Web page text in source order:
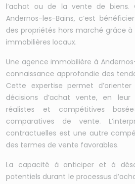
l’achat ou de la vente de biens.
Andernos-les-Bains, c’est
des propriétés hors marché grâce à
immobilières locaux.
Une agence immobilière à
connaissance approfondie des
Cette expertise permet
décisions d’achat vente, en
réalistes et compétitives
comparatives de vente.
contractuelles est une autre
des termes de vente favorables.
La capacité à anticiper et à
potentiels durant le processus